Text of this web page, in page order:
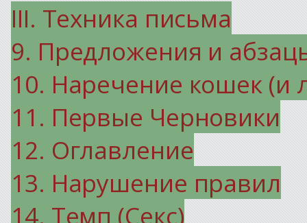
III. Техника письма
9. Предложения и
10. Наречение кошек (и
11. Первые Черновики
12. Оглавление
13. Нарушение правил
14. Темп (Секс)